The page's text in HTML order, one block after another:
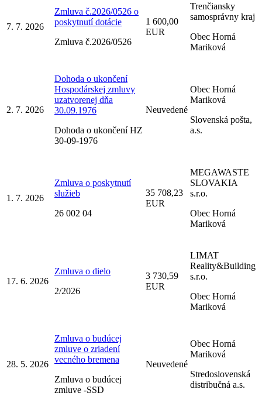
7. 7. 2026
Zmluva č.2026/0526 o
poskytnutí dotácie
Zmluva č.2026/0526
1 600,00
EUR
Trenčiansky
samosprávny kraj
Obec Horná
Mariková
2. 7. 2026
Dohoda o ukončení
Hospodárskej zmluvy
uzatvorenej dňa
30.09.1976
Dohoda o ukončení HZ
30-09-1976
Neuvedené
Obec Horná
Mariková
Slovenská pošta,
a.s.
1. 7. 2026
Zmluva o poskytnutí
služieb
26 002 04
35 708,23
EUR
MEGAWASTE
SLOVAKIA
s.r.o.
Obec Horná
Mariková
17. 6. 2026
Zmluva o dielo
2/2026
3 730,59
EUR
LIMAT
Reality&Building
s.r.o.
Obec Horná
Mariková
28. 5. 2026
Zmluva o budúcej
zmluve o zriadení
vecného bremena
Zmluva o budúcej
zmluve -SSD
Neuvedené
Obec Horná
Mariková
Stredoslovenská
distribučná a.s.